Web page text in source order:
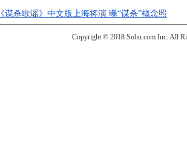
《谋杀歌谣》中文版上海将演 曝“谋杀”概念照
Copyright © 2018 Sohu.com Inc. All